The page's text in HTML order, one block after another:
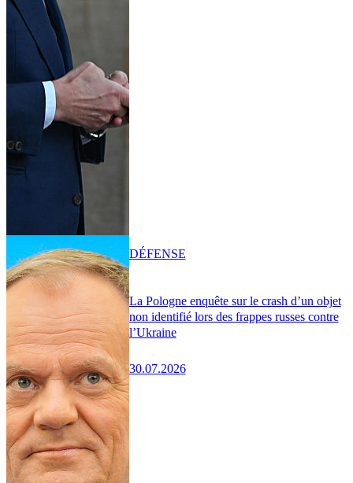
La Pologne enquête sur le crash d’un objet
non identifié lors des frappes russes contre
l’Ukraine
30.07.2026
DÉFENSE